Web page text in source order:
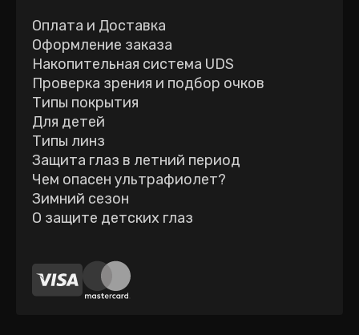
Оплата и Доставка
Оформление заказа
Накопительная система UDS
Проверка зрения и подбор очков
Типы покрытия
Для детей
Типы линз
Защита глаз в летний период
Чем опасен ультрафиолет?
Зимний сезон
О защите детских глаз